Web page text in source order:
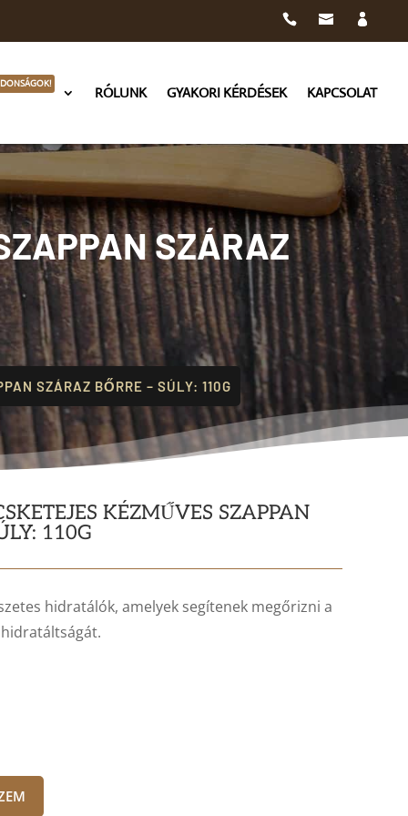
RÓLUNK GYAKORI KÉRDÉSEK KAPCSOLAT
SZÁRAZ
SZÁRAZ BŐRRE – SÚLY: 110G
KÉZMŰVES SZAPPAN
110G
hidratálók, amelyek segítenek megőrizni a